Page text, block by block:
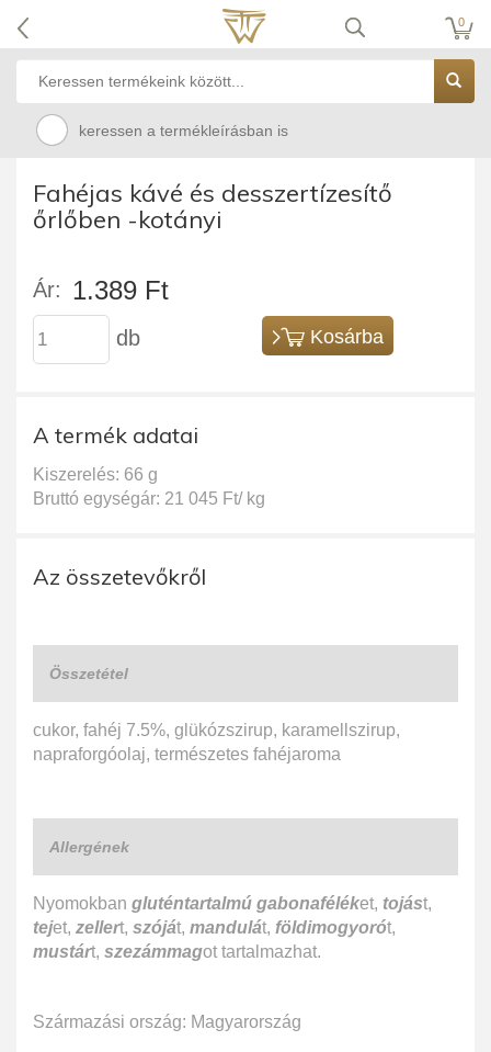
0
keressen a termékleírásban is
Fahéjas kávé és desszertízesítő
őrlőben -kotányi
Ár: 1.389 Ft
db Kosárba
A termék adatai
Kiszerelés: 66 g
Bruttó egységár: 21 045 Ft/ kg
Az összetevőkről
Összetétel
cukor, fahéj 7.5%, glükózszirup, karamellszirup,
napraforgóolaj, természetes fahéjaroma
Allergének
Nyomokban gluténtartalmú gabonaféléket, tojást,
tejet, zellert, szóját, mandulát, földimogyorót,
mustárt, szezámmagot tartalmazhat.
Származási ország: Magyarország